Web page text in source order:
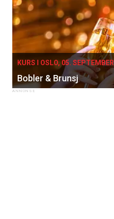
KURS I OSLO, 05. SEPTEMBER
Bobler & Brunsj